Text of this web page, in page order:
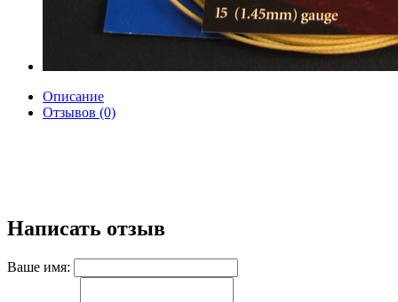
Описание
Отзывов (0)
Написать отзыв
Ваше имя: